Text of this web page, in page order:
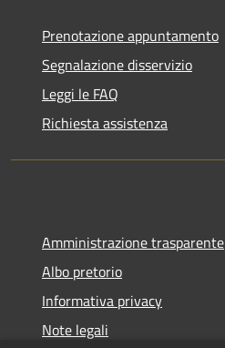
Prenotazione appuntamento
Segnalazione disservizio
Leggi le FAQ
Richiesta assistenza
Amministrazione trasparente
Albo pretorio
Informativa privacy
Note legali